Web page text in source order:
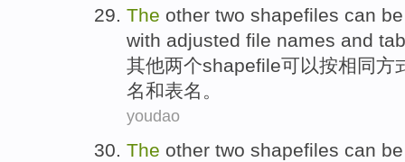
The other two shapefiles can be
with adjusted file names and
其他两个shapefile可以按相同方
名和表名 。
youdao
The other two shapefiles can be